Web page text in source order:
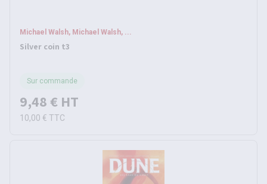
Michael Walsh, Michael Walsh, ...
Silver coin t3
Sur commande
9,48 € HT
10,00 € TTC